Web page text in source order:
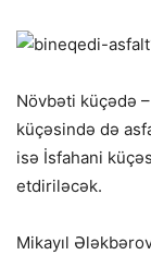
Növbəti küçədə
küçəsində də
isə İsfahani
etdiriləcək.
Mikayıl